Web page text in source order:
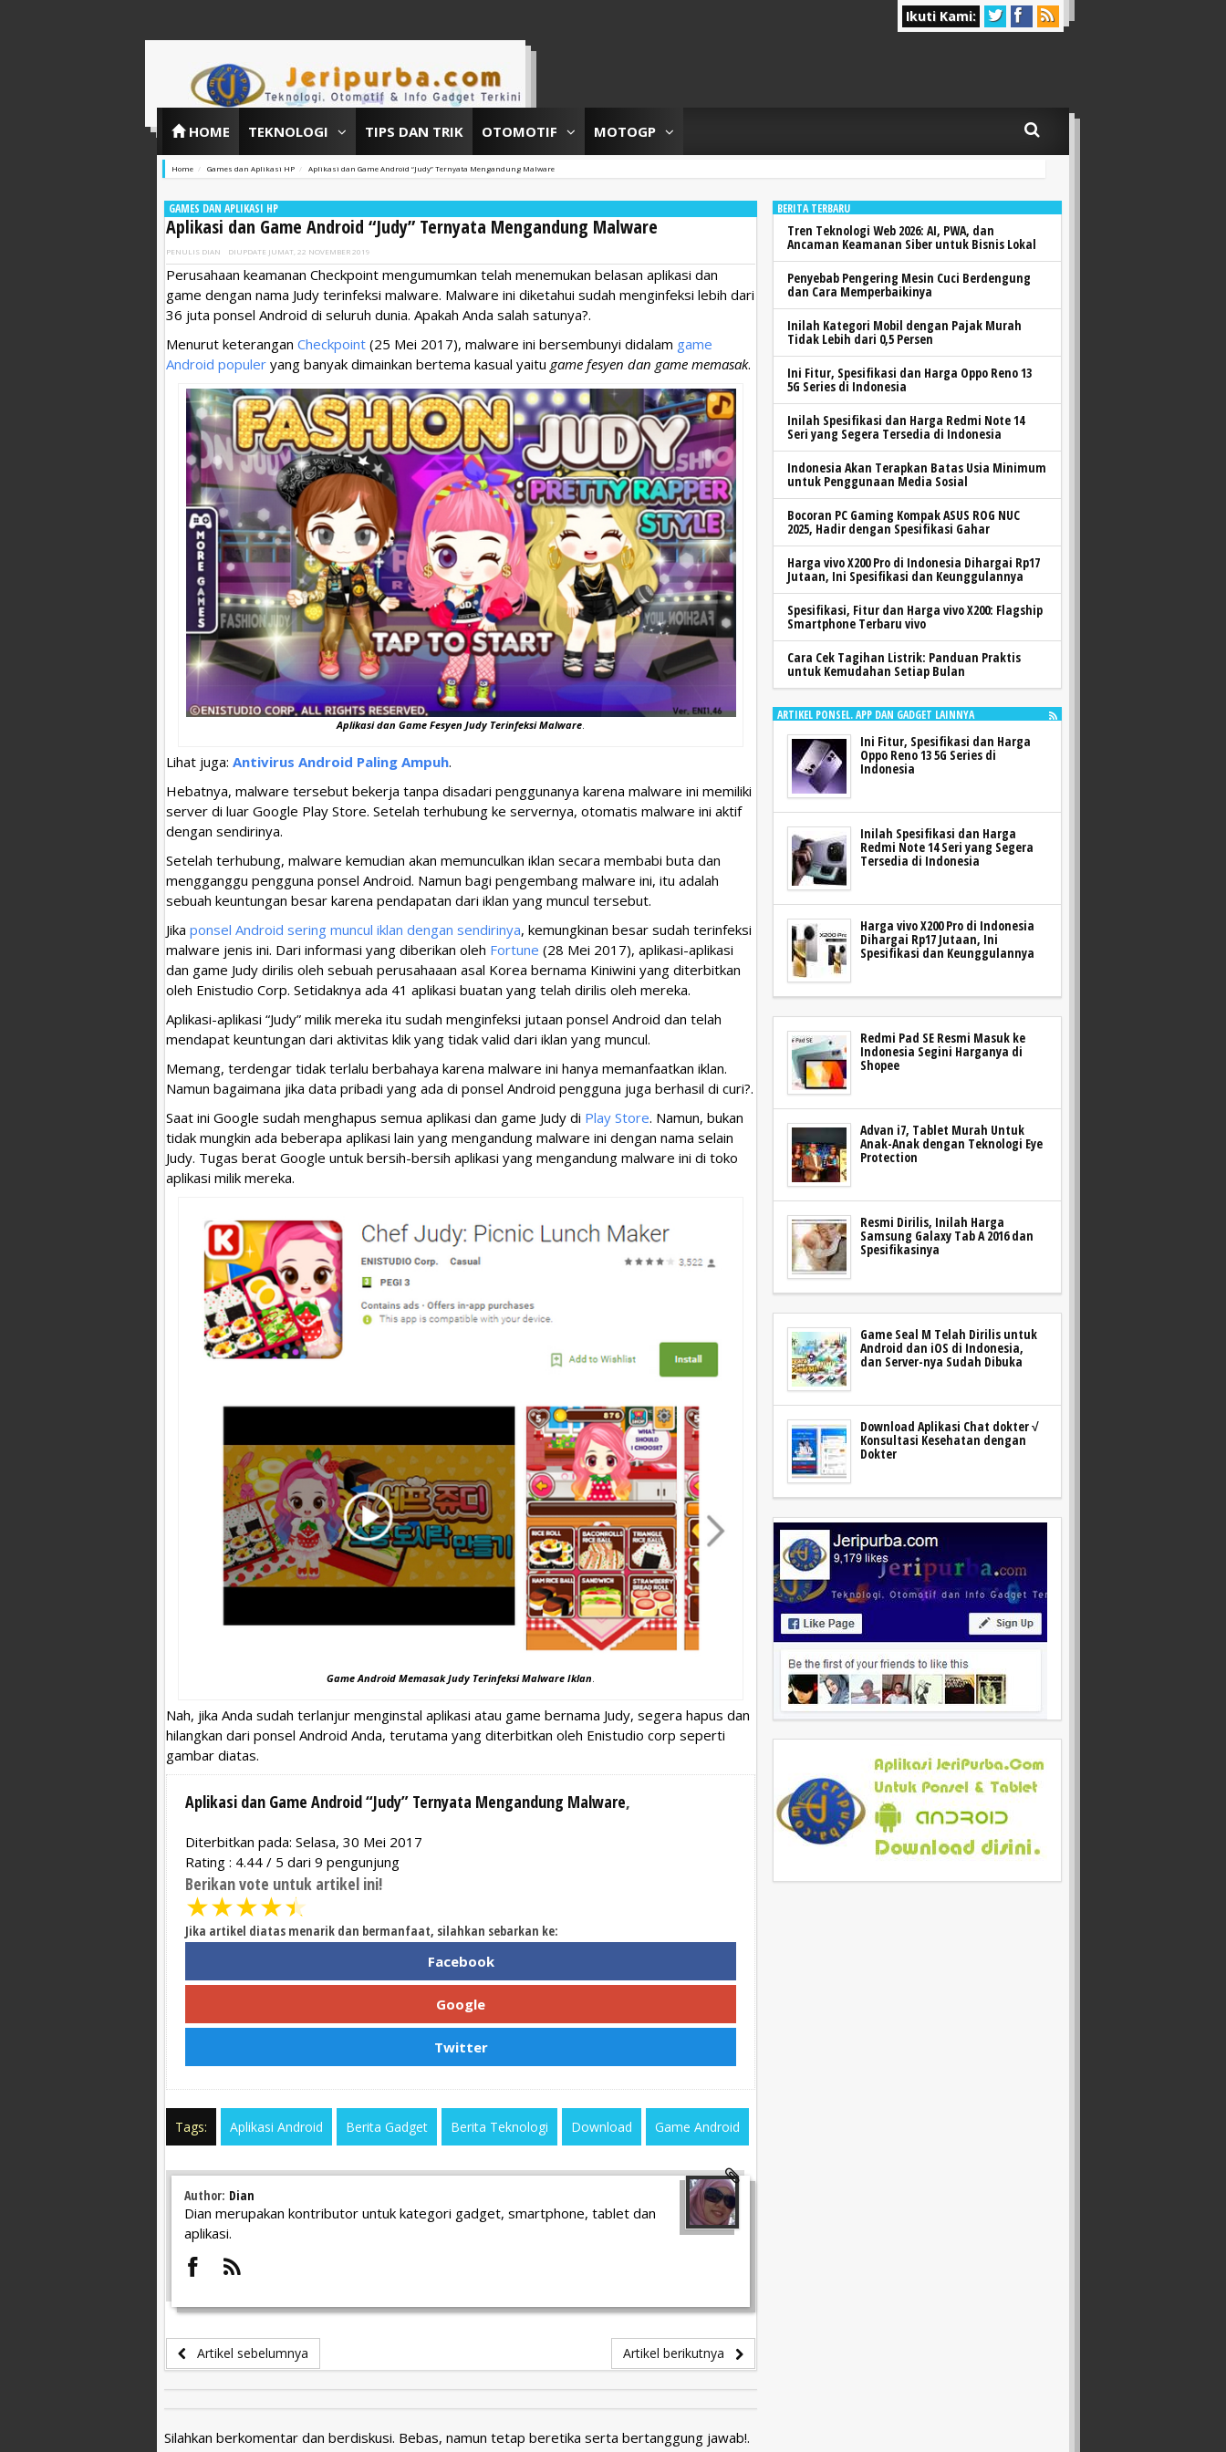
Ikuti Kami:
HOME TEKNOLOGI TIPS DAN TRIK OTOMOTIF MOTOGP
Home Games dan Aplikasi HP Aplikasi dan Game Android “Judy” Ternyata Mengandung Malware
GAMES DAN APLIKASI HP
Aplikasi dan Game Android “Judy” Ternyata Mengandung Malware
PENULIS DIAN DIUPDATE JUMAT, 22 NOVEMBER 2019
Perusahaan keamanan Checkpoint mengumumkan telah menemukan belasan aplikasi dan
game dengan nama Judy terinfeksi malware. Malware ini diketahui sudah menginfeksi lebih dari
36 juta ponsel Android di seluruh dunia. Apakah Anda salah satunya?.
Menurut keterangan Checkpoint (25 Mei 2017), malware ini bersembunyi didalam game
Android populer yang banyak dimainkan bertema kasual yaitu game fesyen dan game memasak.
Aplikasi dan Game Fesyen Judy Terinfeksi Malware
Lihat juga: Antivirus Android Paling Ampuh.
Hebatnya, malware tersebut bekerja tanpa disadari penggunanya karena malware ini memiliki
server di luar Google Play Store. Setelah terhubung ke servernya, otomatis malware ini aktif
dengan sendirinya.
Setelah terhubung, malware kemudian akan memunculkan iklan secara membabi buta dan
mengganggu pengguna ponsel Android. Namun bagi pengembang malware ini, itu adalah
sebuah keuntungan besar karena pendapatan dari iklan yang muncul tersebut.
Jika ponsel Android sering muncul iklan dengan sendirinya, kemungkinan besar sudah terinfeksi
malware jenis ini. Dari informasi yang diberikan oleh Fortune (28 Mei 2017), aplikasi-aplikasi
dan game Judy dirilis oleh sebuah perusahaaan asal Korea bernama Kiniwini yang diterbitkan
oleh Enistudio Corp. Setidaknya ada 41 aplikasi buatan yang telah dirilis oleh mereka.
Aplikasi-aplikasi “Judy” milik mereka itu sudah menginfeksi jutaan ponsel Android dan telah
mendapat keuntungan dari aktivitas klik yang tidak valid dari iklan yang muncul.
Memang, terdengar tidak terlalu berbahaya karena malware ini hanya memanfaatkan iklan.
Namun bagaimana jika data pribadi yang ada di ponsel Android pengguna juga berhasil di curi?.
Saat ini Google sudah menghapus semua aplikasi dan game Judy di Play Store. Namun, bukan
tidak mungkin ada beberapa aplikasi lain yang mengandung malware ini dengan nama selain
Judy. Tugas berat Google untuk bersih-bersih aplikasi yang mengandung malware ini di toko
aplikasi milik mereka.
Game Android Memasak Judy Terinfeksi Malware Iklan
Nah, jika Anda sudah terlanjur menginstal aplikasi atau game bernama Judy, segera hapus dan
hilangkan dari ponsel Android Anda, terutama yang diterbitkan oleh Enistudio corp seperti
gambar diatas.
Aplikasi dan Game Android “Judy” Ternyata Mengandung Malware,
Diterbitkan pada: Selasa, 30 Mei 2017
Rating : 4.44 / 5 dari 9 pengunjung
Berikan vote untuk artikel ini!
★★★★★
Jika artikel diatas menarik dan bermanfaat, silahkan sebarkan ke:
Facebook
Google
Twitter
Tags: Aplikasi Android Berita Gadget Berita Teknologi Download Game Android
Author: Dian
Dian merupakan kontributor untuk kategori gadget, smartphone, tablet dan
aplikasi.
Artikel sebelumnya Artikel berikutnya
Silahkan berkomentar dan berdiskusi. Bebas, namun tetap beretika serta bertanggung jawab!.
BERITA TERBARU
Tren Teknologi Web 2026: AI, PWA, dan
Ancaman Keamanan Siber untuk Bisnis Lokal
Penyebab Pengering Mesin Cuci Berdengung
dan Cara Memperbaikinya
Inilah Kategori Mobil dengan Pajak Murah
Tidak Lebih dari 0,5 Persen
Ini Fitur, Spesifikasi dan Harga Oppo Reno 13
5G Series di Indonesia
Inilah Spesifikasi dan Harga Redmi Note 14
Seri yang Segera Tersedia di Indonesia
Indonesia Akan Terapkan Batas Usia Minimum
untuk Penggunaan Media Sosial
Bocoran PC Gaming Kompak ASUS ROG NUC
2025, Hadir dengan Spesifikasi Gahar
Harga vivo X200 Pro di Indonesia Dihargai Rp17
Jutaan, Ini Spesifikasi dan Keunggulannya
Spesifikasi, Fitur dan Harga vivo X200: Flagship
Smartphone Terbaru vivo
Cara Cek Tagihan Listrik: Panduan Praktis
untuk Kemudahan Setiap Bulan
ARTIKEL PONSEL. APP DAN GADGET LAINNYA
Ini Fitur, Spesifikasi dan Harga
Oppo Reno 13 5G Series di
Indonesia
Inilah Spesifikasi dan Harga
Redmi Note 14 Seri yang Segera
Tersedia di Indonesia
Harga vivo X200 Pro di Indonesia
Dihargai Rp17 Jutaan, Ini
Spesifikasi dan Keunggulannya
Redmi Pad SE Resmi Masuk ke
Indonesia Segini Harganya di
Shopee
Advan i7, Tablet Murah Untuk
Anak-Anak dengan Teknologi Eye
Protection
Resmi Dirilis, Inilah Harga
Samsung Galaxy Tab A 2016 dan
Spesifikasinya
Game Seal M Telah Dirilis untuk
Android dan iOS di Indonesia,
dan Server-nya Sudah Dibuka
Download Aplikasi Chat dokter √
Konsultasi Kesehatan dengan
Dokter